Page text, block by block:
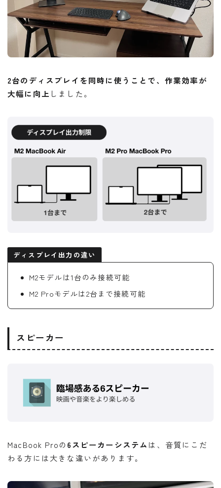
2台のディスプレイを同時に使うことで、作業効率が
大幅に向上 しました。
ディスプレイ出力の違い
M2モデルは1台のみ接続可能
M2 Proモデルは2台まで接続可能
スピーカー
MacBook Proの 6スピーカーシステム は、音質にこだ
わる方には大きな違いがあります。